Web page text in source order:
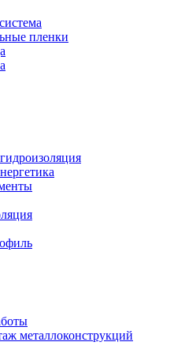
пленки
металлоконструкций